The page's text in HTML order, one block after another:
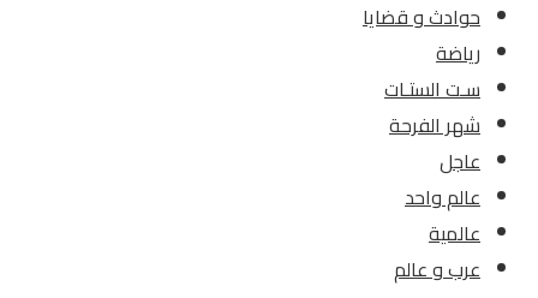
حوادث و قضايا
رياضة
سـت الستـات
شهر الفرحة
عاجل
عالم واحد
عالمية
عرب و عالم